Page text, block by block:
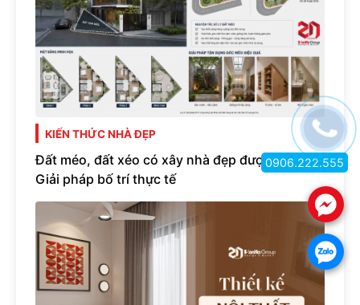
KIẾN THỨC NHÀ ĐẸP
Đất méo, đất xéo có xây nhà đẹp được không?
Giải pháp bố trí thực tế
.
.
0906.222.555